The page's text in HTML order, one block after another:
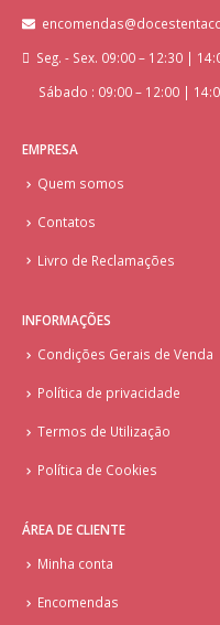
Seg. - Sex. 09:00 – 12:30 |
Sábado : 09:00 – 12:00 |
EMPRESA
Quem somos
Contatos
Livro de Reclamações
INFORMAÇÕES
Condições Gerais de Venda
Política de privacidade
Termos de Utilização
Política de Cookies
ÁREA DE CLIENTE
Minha conta
Encomendas